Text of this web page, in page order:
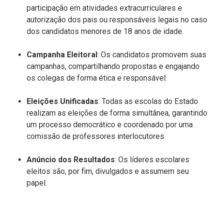
participação em atividades extracurriculares e
autorização dos pais ou responsáveis legais no caso
dos candidatos menores de 18 anos de idade.
Campanha Eleitoral: Os candidatos promovem suas
campanhas, compartilhando propostas e engajando
os colegas de forma ética e responsável.
Eleições Unificadas: Todas as escolas do Estado
realizam as eleições de forma simultânea, garantindo
um processo democrático e coordenado por uma
comissão de professores interlocutores.
Anúncio dos Resultados: Os líderes escolares
eleitos são, por fim, divulgados e assumem seu
papel.